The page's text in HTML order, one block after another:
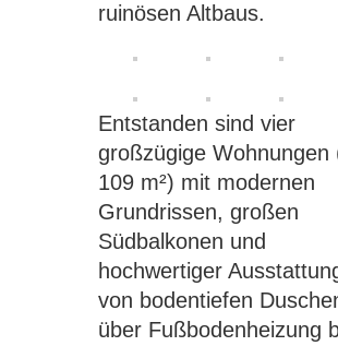
ruinösen Altbaus.
Entstanden sind vier
großzügige Wohnungen
109 m²) mit modernen
Grundrissen, großen
Südbalkonen und
hochwertiger
von bodentiefen
über Fußbodenheizung